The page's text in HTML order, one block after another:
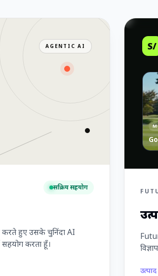
AGENTIC AI
सक्रिय सहयोग
हुए उसके चुनिंदा AI
करता हूँ।
S/